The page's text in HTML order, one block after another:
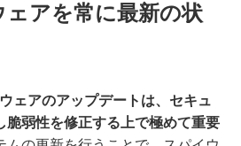
アを常に最新の状
ェアのアップデートは、セキュ
脆弱性を修正する上で極めて重要